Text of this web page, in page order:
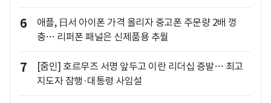
6
애플, 日서 아이폰 가격 올리자 중고폰 주문량 2배 껑
충… 리퍼폰 패널은 신제품용 추월
7
[줌인] 호르무즈 서명 앞두고 이란 리더십 증발… 최고
지도자 잠행·대통령 사임설